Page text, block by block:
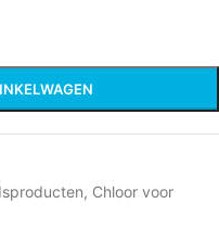
, Chloor voor